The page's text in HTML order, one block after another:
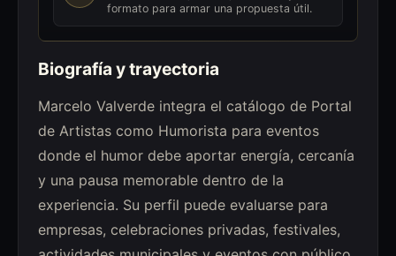
formato para armar una propuesta útil.
Biografía y trayectoria
Marcelo Valverde integra el catálogo de Portal
de Artistas como Humorista para eventos
donde el humor debe aportar energía, cercanía
y una pausa memorable dentro de la
experiencia. Su perfil puede evaluarse para
empresas, celebraciones privadas, festivales,